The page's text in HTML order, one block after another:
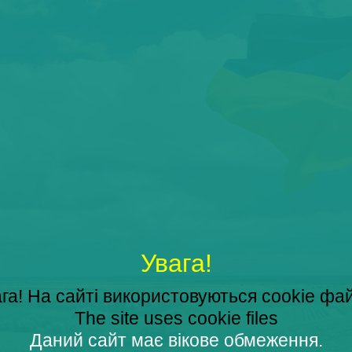
Увага!
На сайті використовуються cookie
The site uses cookie files
Даний сайт має вікове обмеження.